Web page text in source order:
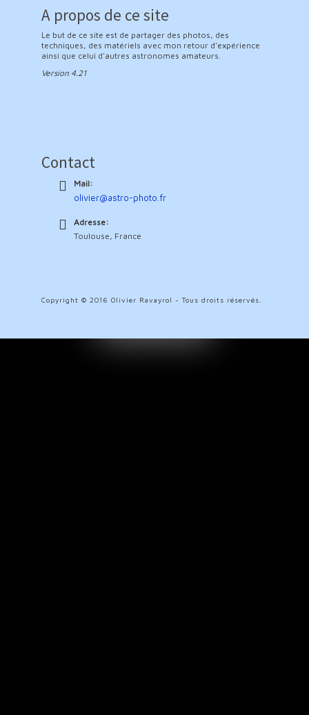
A propos de ce site
Le but de ce site est de partager des photos, des
techniques, des matériels avec mon retour d'expérience
ainsi que celui d'autres astronomes amateurs.
Version 4.21
Contact
Mail:
olivier@astro-photo.fr
Adresse:
Toulouse, France
Copyright © 2016 Olivier Ravayrol - Tous droits réservés.